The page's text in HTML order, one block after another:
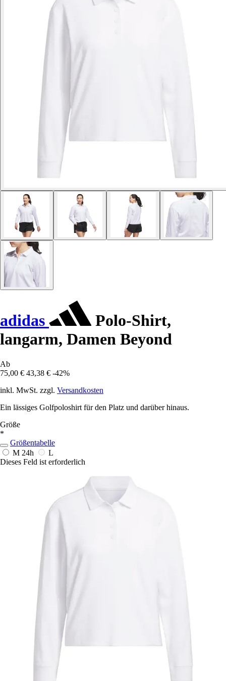
adidas
Polo-Shirt,
langarm, Damen Beyond
Ab
75,00 € 43,38 € -42%
inkl. MwSt. zzgl. Versandkosten
Ein lässiges Golfpoloshirt für den Platz und darüber hinaus.
Größe
*
Größentabelle
M 24h
L
Dieses Feld ist erforderlich